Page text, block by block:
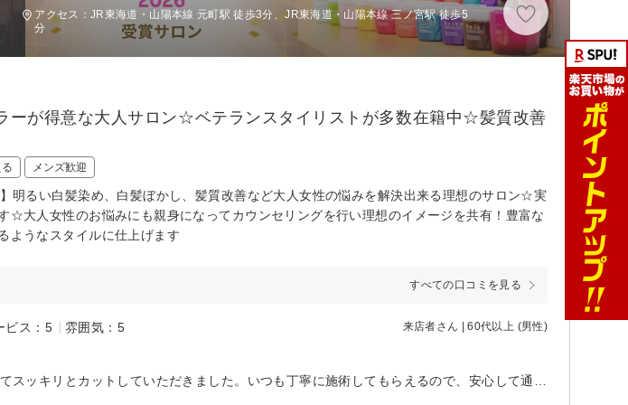
アクセス：JR東海道・山陽本線 元町駅 徒歩3分、JR東海道・山陽本線 三ノ宮駅 徒歩5
分
ーが得意な大人サロン☆ベテランスタイリストが多数在籍中☆髪質改善
メンズ歓迎
明るい白髪染め、白髪ぼかし、髪質改善など大人女性の悩みを解決出来る理想のサロン☆実
☆大人女性のお悩みにも親身になってカウンセリングを行い理想のイメージを共有！豊富な
ようなスタイルに仕上げます
すべての口コミを見る
ビス：5 雰囲気：5 来店者さん | 60代以上 (男性)